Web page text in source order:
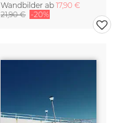
Wandbilder ab 17,90 €
21,90 € -20%